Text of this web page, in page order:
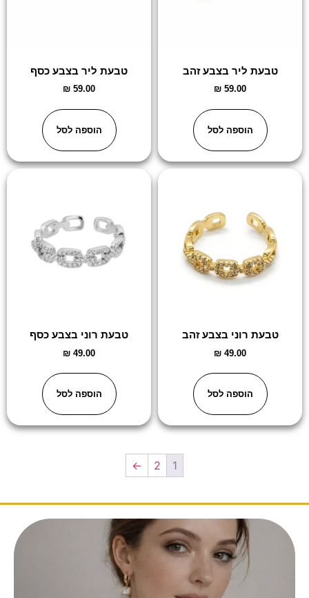
טבעת ליר בצבע זהב
₪ 59.00
הוספה לסל
טבעת ליר בצבע כסף
₪ 59.00
הוספה לסל
טבעת רוני בצבע זהב
₪ 49.00
הוספה לסל
טבעת רוני בצבע כסף
₪ 49.00
הוספה לסל
1
2
←